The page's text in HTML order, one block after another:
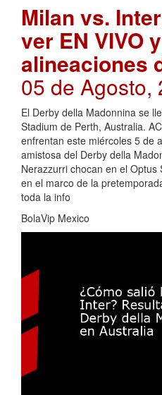
Milan vs.
ver EN VIVO
alineaciones
05 de Agosto,
El Derby della Madonnina se
Stadium de Perth, Australia.
enfrentan este miércoles 5 de
amistosa del Derby della
Nerazzurri chocan en el
en el marco de la
toda la info
BolaVip Mexico